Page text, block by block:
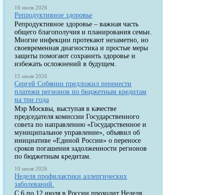
16 июля 2026
Репродуктивное здоровье
Репродуктивное здоровье – важная часть
общего благополучия и планирования семьи.
Многие инфекции протекают незаметно, но
своевременная диагностика и простые меры
защиты помогают сохранить здоровье и
избежать осложнений в будущем.
15 июля 2026
Сергей Собянин предложил перенести
платежи регионов по бюджетным кредитам
на три года
Мэр Москвы, выступая в качестве
председателя комиссии Государственного
совета по направлению «Государственное и
муниципальное управление», объявил об
инициативе «Единой России» о переносе
сроков погашения задолженности регионов
по бюджетным кредитам.
10 июля 2026
Неделя профилактики аллергических
заболеваний.
С 6 по 12 июля в России проходит Неделя